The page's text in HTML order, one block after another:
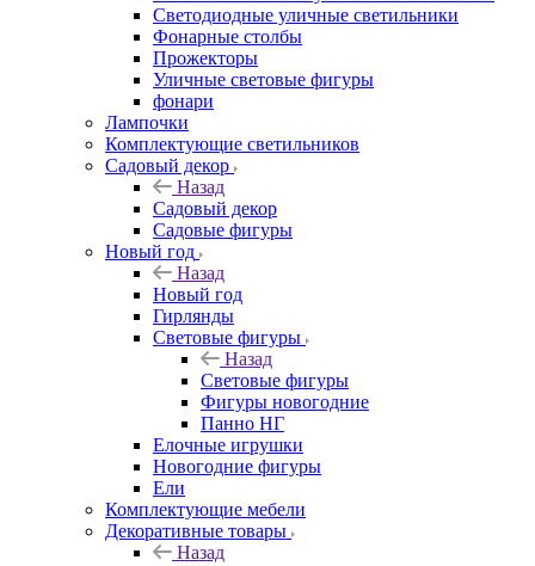
Светодиодные уличные светильники
Фонарные столбы
Прожекторы
Уличные световые фигуры
фонари
Лампочки
Комплектующие светильников
Садовый декор
Назад
Садовый декор
Садовые фигуры
Новый год
Назад
Новый год
Гирлянды
Световые фигуры
Назад
Световые фигуры
Фигуры новогодние
Панно НГ
Елочные игрушки
Новогодние фигуры
Ели
Комплектующие мебели
Декоративные товары
Назад